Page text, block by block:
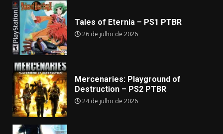
Tales of Eternia – PS1 PTBR
26 de julho de 2026
Mercenaries: Playground of
Destruction – PS2 PTBR
24 de julho de 2026